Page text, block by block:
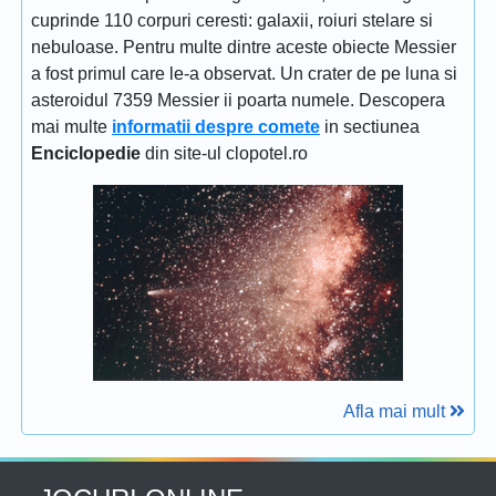
cuprinde 110 corpuri ceresti: galaxii, roiuri stelare si
nebuloase. Pentru multe dintre aceste obiecte Messier
a fost primul care le-a observat. Un crater de pe luna si
asteroidul 7359 Messier ii poarta numele. Descopera
mai multe informatii despre comete in sectiunea
Enciclopedie din site-ul clopotel.ro
Afla mai mult